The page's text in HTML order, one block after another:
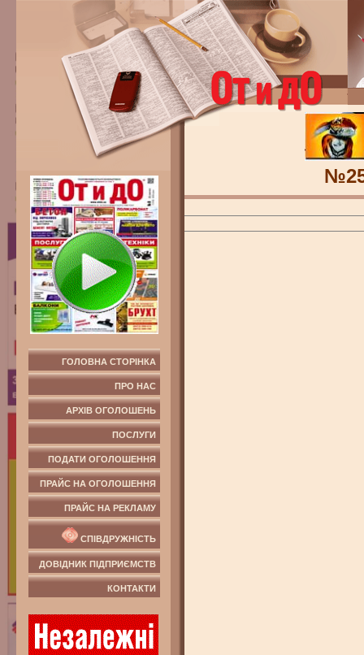
ГОЛОВНА СТОРІНКА
ПРО НАС
АРХІВ ОГОЛОШЕНЬ
ПОСЛУГИ
ПОДАТИ ОГОЛОШЕННЯ
ПРАЙС НА ОГОЛОШЕННЯ
ПРАЙС НА РЕКЛАМУ
СПІВДРУЖНІСТЬ
ДОВІДНИК ПІДПРИЄМСТВ
КОНТАКТИ